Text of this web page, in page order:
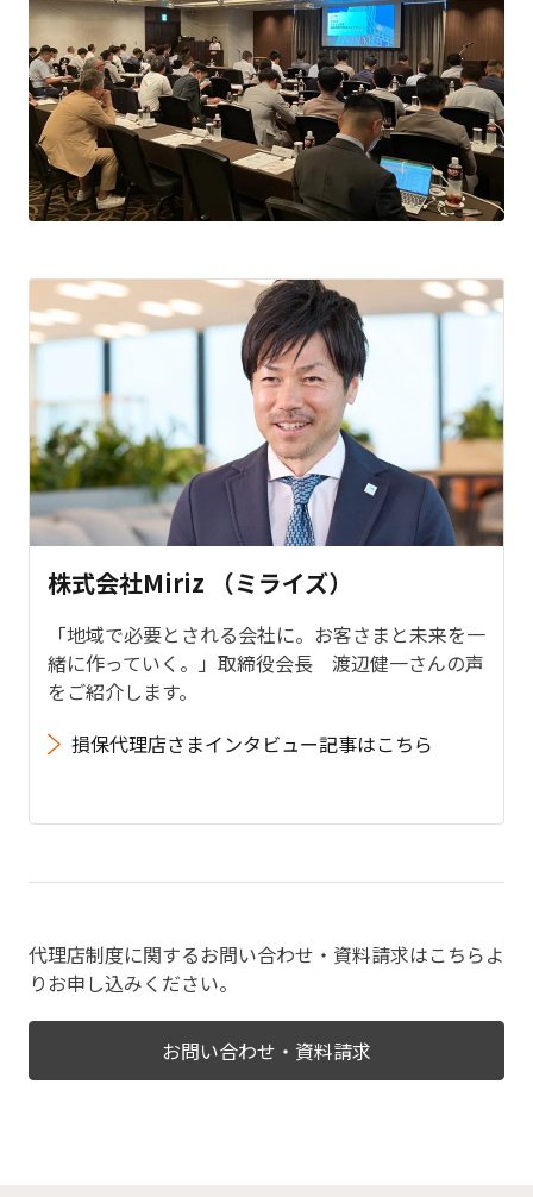
株式会社Miriz （ミライズ）
「地域で必要とされる会社に。お客さまと未来を一
緒に作っていく。」取締役会長 渡辺健一さんの声
をご紹介します。
損保代理店さまインタビュー記事はこちら
代理店制度に関するお問い合わせ・資料請求はこちらよ
りお申し込みください。
お問い合わせ・資料請求